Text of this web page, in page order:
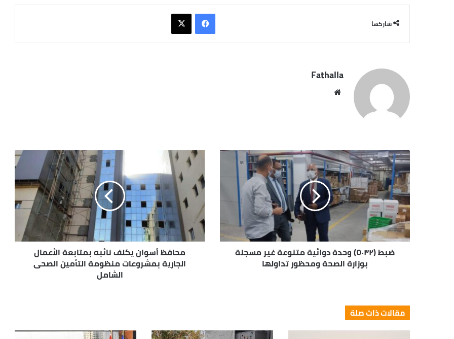
شاركها
فيسبوك
X
Fathalla
ضبط (٥٠٣٢) وحدة دوائية متنوعة غير مسجلة
بوزارة الصحة ومحظور تداولها
محافظ أسوان يكلف نائبه بمتابعة الأعمال
الجارية بمشروعات منظومة التأمين الصحى
الشامل
مقالات ذات صلة